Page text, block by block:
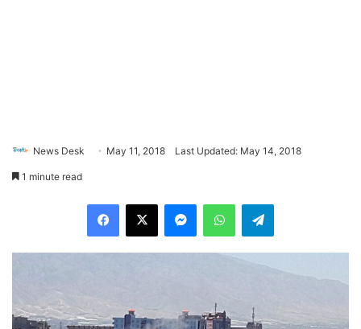
News Desk May 11, 2018 Last Updated: May 14, 2018
1 minute read